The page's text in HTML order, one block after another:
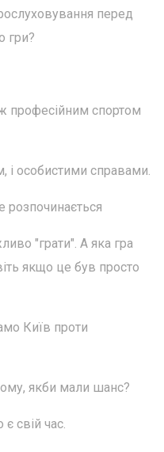
перед
гри?
професійним спортом
і особистими справами.
"грати". А яка гра
якщо це був просто
Київ проти
якби мали шанс?
свій час.